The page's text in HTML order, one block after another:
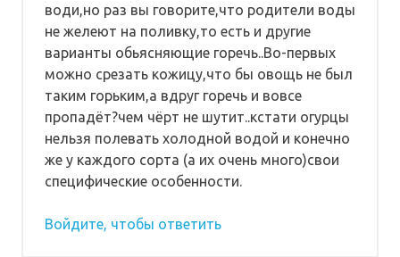
води,но раз вы говорите,что родители воды
не желеют на поливку,то есть и другие
варианты обьясняющие горечь..Во-первых
можно срезать кожицу,что бы овощь не был
таким горьким,а вдруг горечь и вовсе
пропадёт?чем чёрт не шутит..кстати огурцы
нельзя полевать холодной водой и конечно
же у каждого сорта (а их очень много)свои
специфические особенности.
Войдите, чтобы ответить